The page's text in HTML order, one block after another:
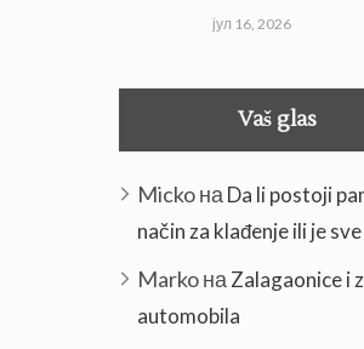
јул 16, 2026
Vaš glas
Mickoна Da li postoji
način za klađenje ili je
Markoна Zalagaonice i
automobila